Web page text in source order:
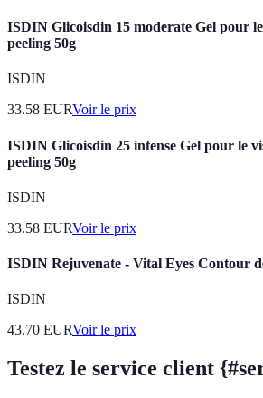
ISDIN Glicoisdin 15 moderate Gel pour
peeling 50g
ISDIN
33.58 EURVoir le prix
ISDIN Glicoisdin 25 intense Gel pour le
peeling 50g
ISDIN
33.58 EURVoir le prix
ISDIN Rejuvenate - Vital Eyes Contour
ISDIN
43.70 EURVoir le prix
Testez le service client